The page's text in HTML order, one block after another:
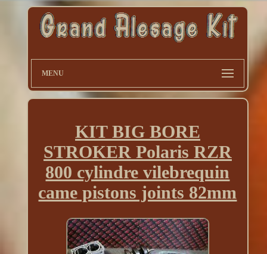
MENU
KIT BIG BORE
STROKER Polaris RZR
800 cylindre vilebrequin
came pistons joints 82mm